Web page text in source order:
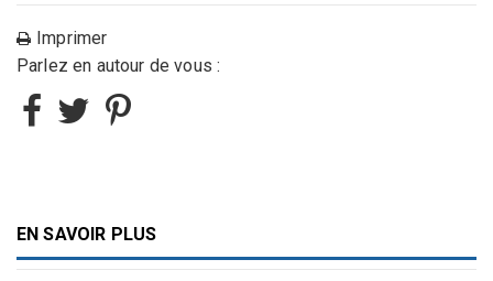
Imprimer
Parlez en autour de vous :
EN SAVOIR PLUS